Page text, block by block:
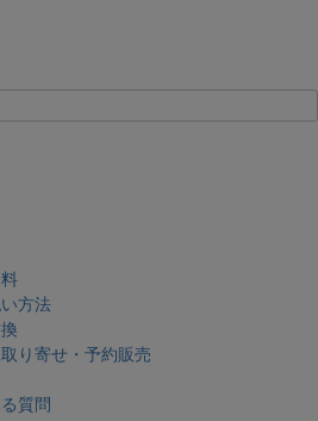
方法
取り寄せ・予約販売
質問